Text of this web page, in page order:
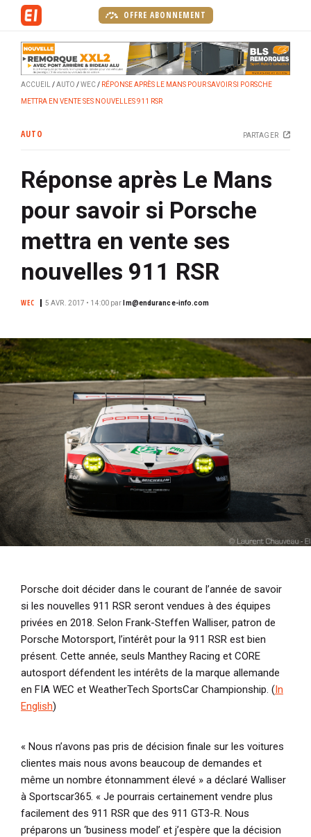
p
a
l
OFFRE ABONNEMENT
ACCUEIL AUTO WEC RÉPONSE APRÈS LE MANS POUR SAVOIR SI PORSCHE
METTRA EN VENTE SES NOUVELLES 911 RSR
AUTO PARTAGER
Réponse après Le Mans
pour savoir si Porsche
mettra en vente ses
nouvelles 911 RSR
WEC 5 AVR. 2017 • 14:00 par lm@endurance-info.com
Porsche doit décider dans le courant de l’année de savoir
si les nouvelles 911 RSR seront vendues à des équipes
privées en 2018. Selon Frank-Steffen Walliser, patron de
Porsche Motorsport, l’intérêt pour la 911 RSR est bien
présent. Cette année, seuls Manthey Racing et CORE
autosport défendent les intérêts de la marque allemande
en FIA WEC et WeatherTech SportsCar Championship. (In
English)
« Nous n’avons pas pris de décision finale sur les voitures
clientes mais nous avons beaucoup de demandes et
même un nombre étonnamment élevé » a déclaré Walliser
à Sportscar365. « Je pourrais certainement vendre plus
facilement des 911 RSR que des 911 GT3-R. Nous
préparons un ‘business model’ et j’espère que la décision